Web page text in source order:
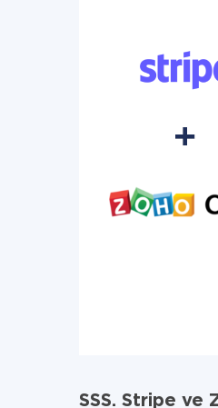
SSS. Stripe ve